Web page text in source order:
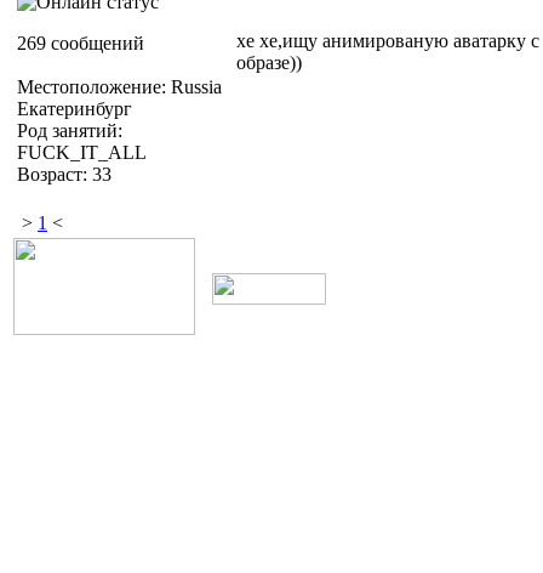
269 сообщений
Местоположение: Russia
Екатеринбург
Род занятий:
FUCK_IT_ALL
Возраст: 33
хе хе,ищу анимированую аватарку
образе))
> 1 <